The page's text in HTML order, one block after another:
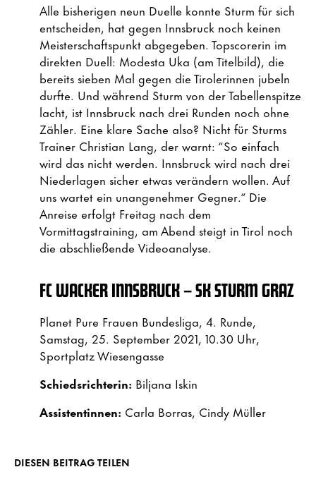
Alle bisherigen neun Duelle konnte Sturm für sich
entscheiden, hat gegen Innsbruck noch keinen
Meisterschaftspunkt abgegeben. Topscorerin im
direkten Duell: Modesta Uka (am Titelbild), die
bereits sieben Mal gegen die Tirolerinnen jubeln
durfte. Und während Sturm von der Tabellenspitze
lacht, ist Innsbruck nach drei Runden noch ohne
Zähler. Eine klare Sache also? Nicht für Sturms
Trainer Christian Lang, der warnt: “So einfach
wird das nicht werden. Innsbruck wird nach drei
Niederlagen sicher etwas verändern wollen. Auf
uns wartet ein unangenehmer Gegner.“ Die
Anreise erfolgt Freitag nach dem
Vormittagstraining, am Abend steigt in Tirol noch
die abschließende Videoanalyse.
FC WACKER INNSBRUCK – SK STURM GRAZ
Planet Pure Frauen Bundesliga, 4. Runde,
Samstag, 25. September 2021, 10.30 Uhr,
Sportplatz Wiesengasse
Schiedsrichterin: Biljana Iskin
Assistentinnen: Carla Borras, Cindy Müller
DIESEN BEITRAG TEILEN